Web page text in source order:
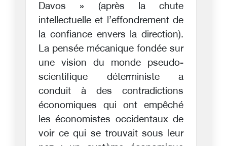
Davos » (après la chute
intellectuelle et l’effondrement de
la confiance envers la direction).
La pensée mécanique fondée sur
une vision du monde pseudo-
scientifique déterministe a
conduit à des contradictions
économiques qui ont empêché
les économistes occidentaux de
voir ce qui se trouvait sous leur